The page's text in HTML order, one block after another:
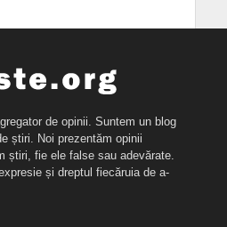
de opinii. Suntem un blog
știri. Noi prezentăm opinii
știri, fie ele false sau adevărate.
și dreptul fiecăruia de a-